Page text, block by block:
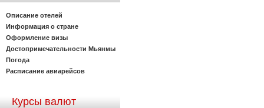
Описание отелей
Информация о стране
Оформление визы
Достопримечательности Мьянмы
Погода
Расписание авиарейсов
Курсы валют